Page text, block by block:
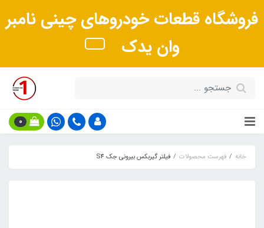
فروشگاه قطعات خودروهای چینی نامبر
وان یدک
0
خانه فهرست محصولات فیلتر گیربکس بیرونی جک S4